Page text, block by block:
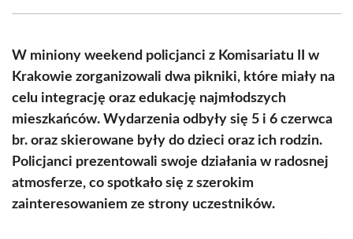
(Twitter)
W miniony weekend policjanci z Komisariatu II w
Krakowie zorganizowali dwa pikniki, które miały na
celu integrację oraz edukację najmłodszych
mieszkańców. Wydarzenia odbyły się 5 i 6 czerwca
br. oraz skierowane były do dzieci oraz ich rodzin.
Policjanci prezentowali swoje działania w radosnej
atmosferze, co spotkało się z szerokim
zainteresowaniem ze strony uczestników.